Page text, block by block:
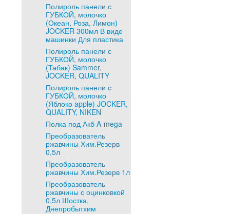
Полироль панели с
ГУБКОЙ, молочко
(Океан, Роза, Лимон)
JOCKER 300мл В виде
машинки Для пластика
Полироль панели с
ГУБКОЙ, молочко
(Табак) Sammer,
JOCKER, QUALITY
Полироль панели с
ГУБКОЙ, молочко
(Яблоко apple) JOCKER,
QUALITY, NIKEN
Полка под Акб A-mega
Преобразователь
ржавчины Хим.Резерв
0,5л
Преобразователь
ржавчины Хим.Резерв 1л
Преобразователь
ржавчины с оцинковкой
0,5л Шостка,
Днепробытхим